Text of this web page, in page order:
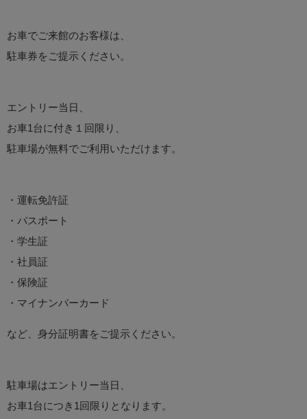
お車でご来館のお客様は、
駐車券をご提示ください。
エントリー当日、
お車1台に付き１回限り、
駐車場が無料でご利用いただけます。
・運転免許証
・パスポート
・学生証
・社員証
・保険証
・マイナンバーカード
など、身分証明書をご提示ください。
駐車場はエントリー当日、
お車1台につき1回限りとなります。